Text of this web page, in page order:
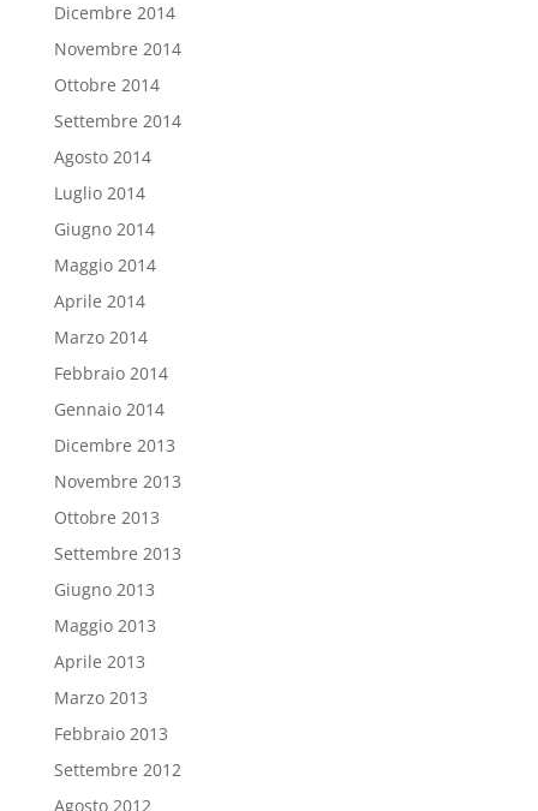
Dicembre 2014
Novembre 2014
Ottobre 2014
Settembre 2014
Agosto 2014
Luglio 2014
Giugno 2014
Maggio 2014
Aprile 2014
Marzo 2014
Febbraio 2014
Gennaio 2014
Dicembre 2013
Novembre 2013
Ottobre 2013
Settembre 2013
Giugno 2013
Maggio 2013
Aprile 2013
Marzo 2013
Febbraio 2013
Settembre 2012
Agosto 2012